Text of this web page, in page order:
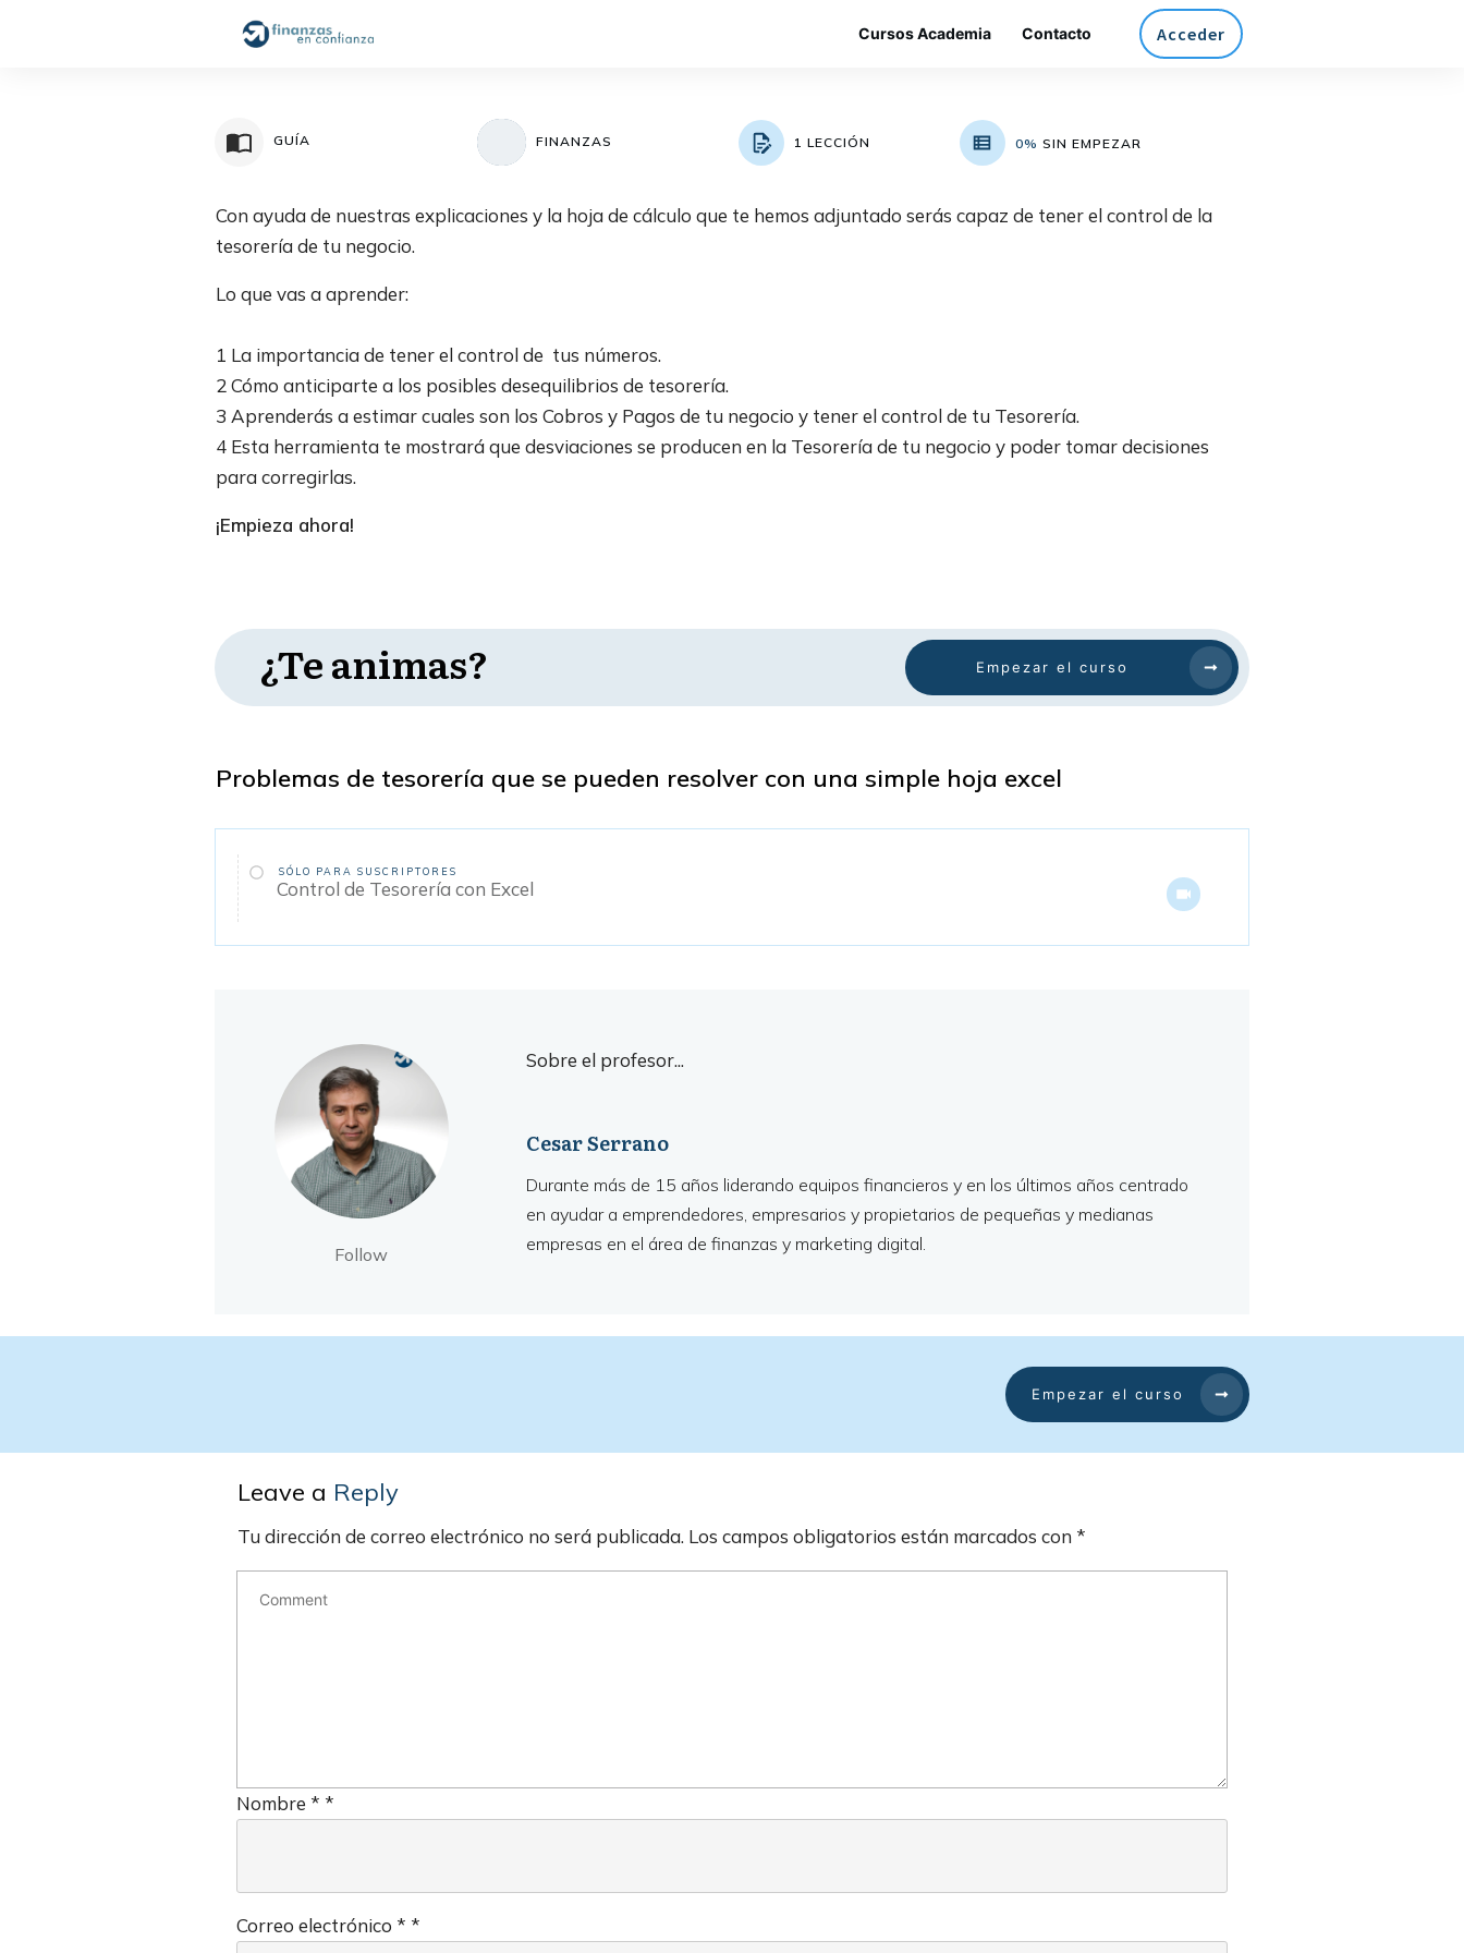
Cursos Academia Contacto Acceder
GUÍA FINANZAS 1 LECCIÓN 0% SIN EMPEZAR
Con ayuda de nuestras explicaciones y la hoja de cálculo que te hemos adjuntado serás capaz de tener el control de la
tesorería de tu negocio.
Lo que vas a aprender:
1 La importancia de tener el control de tus números.
2 Cómo anticiparte a los posibles desequilibrios de tesorería.
3 Aprenderás a estimar cuales son los Cobros y Pagos de tu negocio y tener el control de tu Tesorería.
4 Esta herramienta te mostrará que desviaciones se producen en la Tesorería de tu negocio y poder tomar decisiones
para corregirlas.
¡Empieza ahora!
¿Te animas? Empezar el curso
Problemas de tesorería que se pueden resolver con una simple hoja excel
SÓLO PARA SUSCRIPTORES
Control de Tesorería con Excel
Follow
Sobre el profesor...
Cesar Serrano
Durante más de 15 años liderando equipos financieros y en los últimos años centrado
en ayudar a emprendedores, empresarios y propietarios de pequeñas y medianas
empresas en el área de finanzas y marketing digital.
Empezar el curso
Leave a Reply
Tu dirección de correo electrónico no será publicada. Los campos obligatorios están marcados con *
Nombre * *
Correo electrónico * *